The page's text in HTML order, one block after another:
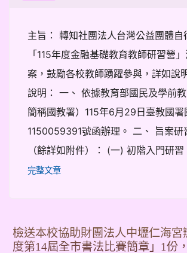
主旨： 轉知社團法人台灣公益團體自
「115年度金融基礎教育教師研習營
案，鼓勵各校教師踴躍參與，詳如說
說明： 一、 依據教育部國民及學前
簡稱國教署）115年6月29日臺教國署
1150059391號函辦理。 二、 旨案研
（餘詳如附件）： (一) 初階入門研習
完整文章
檢送本校協助財團法人中壢仁海宮
度第14屆全市書法比賽簡章」1份